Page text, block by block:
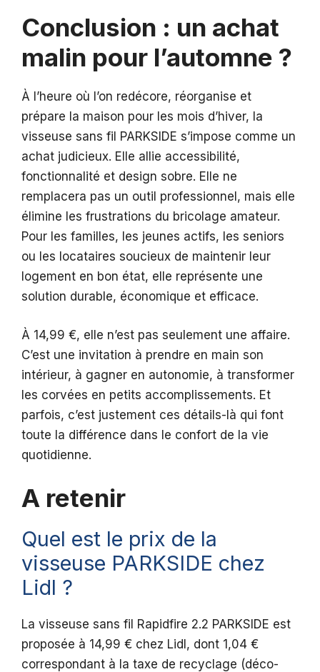
Conclusion : un achat
malin pour l’automne ?
À l’heure où l’on redécore, réorganise et
prépare la maison pour les mois d’hiver, la
visseuse sans fil PARKSIDE s’impose comme un
achat judicieux. Elle allie accessibilité,
fonctionnalité et design sobre. Elle ne
remplacera pas un outil professionnel, mais elle
élimine les frustrations du bricolage amateur.
Pour les familles, les jeunes actifs, les seniors
ou les locataires soucieux de maintenir leur
logement en bon état, elle représente une
solution durable, économique et efficace.
À 14,99 €, elle n’est pas seulement une affaire.
C’est une invitation à prendre en main son
intérieur, à gagner en autonomie, à transformer
les corvées en petits accomplissements. Et
parfois, c’est justement ces détails-là qui font
toute la différence dans le confort de la vie
quotidienne.
A retenir
Quel est le prix de la
visseuse PARKSIDE chez
Lidl ?
La visseuse sans fil Rapidfire 2.2 PARKSIDE est
proposée à 14,99 € chez Lidl, dont 1,04 €
correspondant à la taxe de recyclage (déco-